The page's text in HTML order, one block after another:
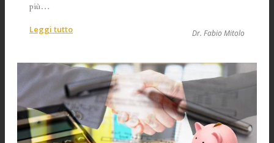
più…
Leggi tutto:
adesione
Dr. Fabio Mitolo